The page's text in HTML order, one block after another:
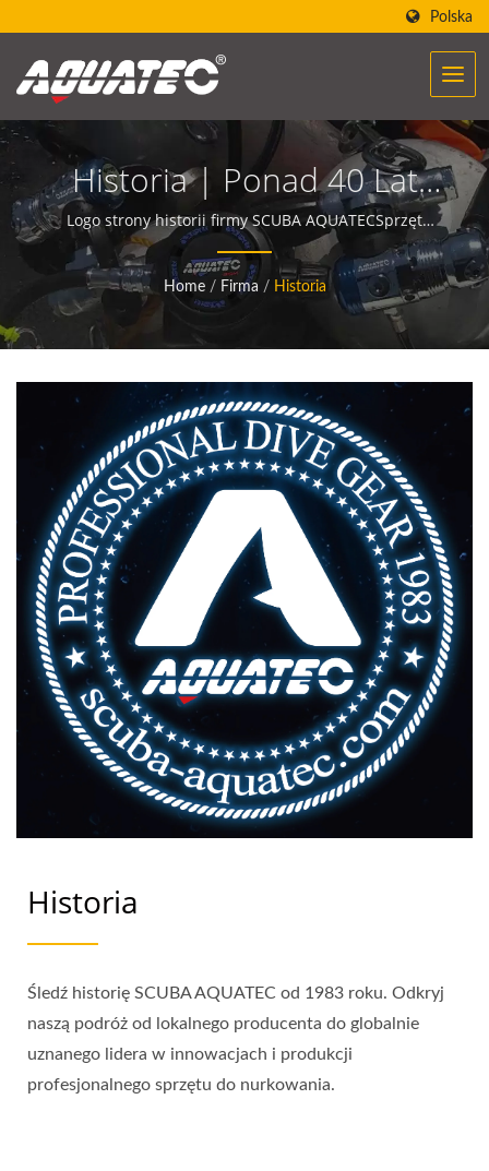
Polska
Historia | Ponad 40 Lat
Producent Sprzętu I
Akcesoriów Nurkowych |
SCUBA AQUATEC
Logo strony historii firmy SCUBA AQUATECSprzęt
nurkowy AQUATEC tworzy moc, która pomaga ludziom
spotykać się i komunikować z oceanem.
Home / Firma / Historia
Historia
Śledź historię SCUBA AQUATEC od 1983 roku. Odkryj
naszą podróż od lokalnego producenta do globalnie
uznanego lidera w innowacjach i produkcji
profesjonalnego sprzętu do nurkowania.